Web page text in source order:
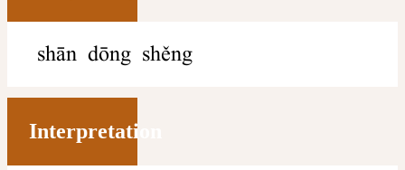
shān dōng shěng
Interpretation